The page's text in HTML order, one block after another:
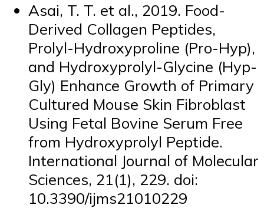
Asai, T. T. et al., 2019. Food-
Derived Collagen Peptides,
Prolyl-Hydroxyproline (Pro-Hyp),
and Hydroxyprolyl-Glycine (Hyp-
Gly) Enhance Growth of Primary
Cultured Mouse Skin Fibroblast
Using Fetal Bovine Serum Free
from Hydroxyprolyl Peptide.
International Journal of Molecular
Sciences, 21(1), 229. doi:
10.3390/ijms21010229